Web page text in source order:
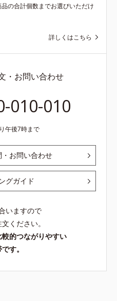
の合計個数までお選びいただけ
詳しくはこちら
・お問い合わせ
010-010
午後7時まで
お問い合わせ
グガイド
いますので
ください。
的つながりやすい
す。